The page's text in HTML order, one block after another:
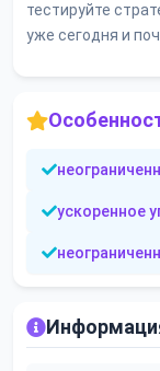
тестируйте
уже сегодня и
ускоренное